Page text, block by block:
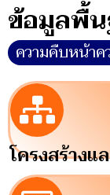
ข้อมูลพื้
ความคืบหน้าค
โครงสร้าง